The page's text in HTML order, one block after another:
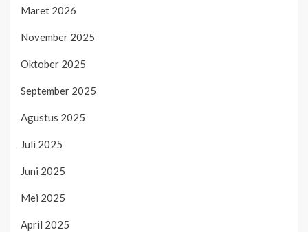
Maret 2026
November 2025
Oktober 2025
September 2025
Agustus 2025
Juli 2025
Juni 2025
Mei 2025
April 2025